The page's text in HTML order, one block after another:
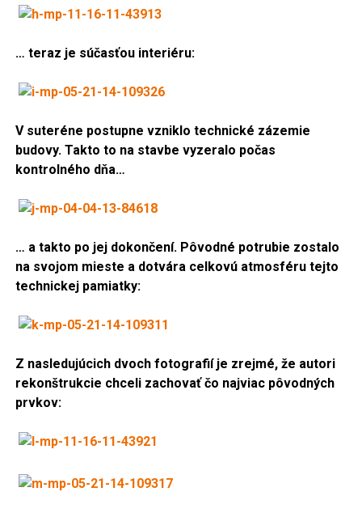
… teraz je súčasťou interiéru:
V suteréne postupne vzniklo technické zázemie
budovy. Takto to na stavbe vyzeralo počas
kontrolného dňa…
… a takto po jej dokončení. Pôvodné potrubie zostalo
na svojom mieste a dotvára celkovú atmosféru tejto
technickej pamiatky:
Z nasledujúcich dvoch fotografií je zrejmé, že autori
rekonštrukcie chceli zachovať čo najviac pôvodných
prvkov: